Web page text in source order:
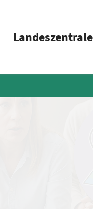
Landeszentrale